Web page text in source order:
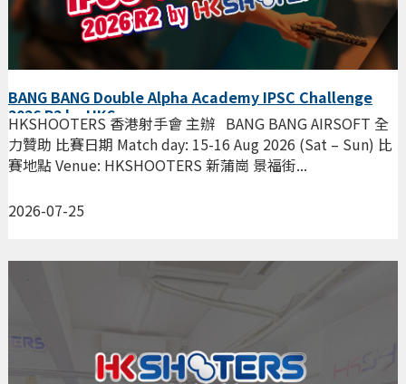
BANG BANG Double Alpha Academy IPSC Challenge
2026 R2 by HKS
2026-07-25
HKSHOOTERS 香港射手會 主辦 BANG BANG AIRSOFT 全
力贊助 比賽日期 Match day: 15-16 Aug 2026 (Sat – Sun) 比
賽地點 Venue: HKSHOOTERS 新蒲崗 景福街...